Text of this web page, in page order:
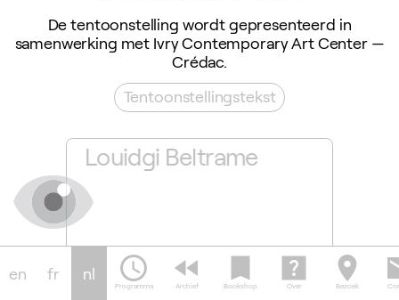
De tentoonstelling wordt gepresenteerd in
samenwerking met Ivry Contemporary Art Center —
Crédac.
Tentoonstellingstekst
Louidgi Beltrame
25.04-07.07.24 slideshow
en fr nl schedule
Programma
fast_rewind
Archief
bookmark
Bookshop
help_center
Over
location_on
Bezoek